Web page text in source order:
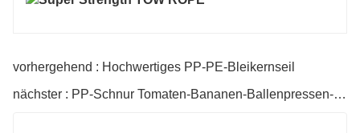
vorhergehend : Hochwertiges PP-PE-Bleikernseil
nächster : PP-Schnur Tomaten-Bananen-Ballenpressen-Schnur